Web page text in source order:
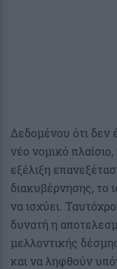
Δεδομένου ότι δεν
νέο νομικό
εξέλιξη
διακυβέρνησης, το
να ισχύει.
δυνατή η
μελλοντικής
και να ληφθούν